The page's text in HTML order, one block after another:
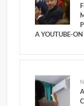
A YOUTUBE-ON